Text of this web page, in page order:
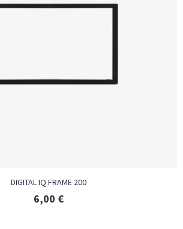
DIGITAL IQ FRAME 200
6,00 €